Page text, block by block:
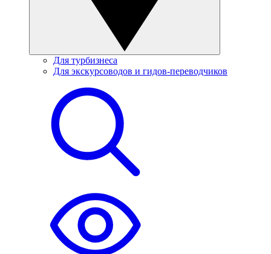
Для турбизнеса
Для экскурсоводов и гидов-переводчиков